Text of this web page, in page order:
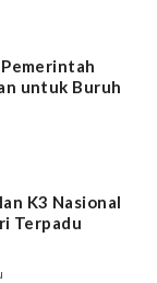
untuk Buruh
K3 Nasional
Terpadu